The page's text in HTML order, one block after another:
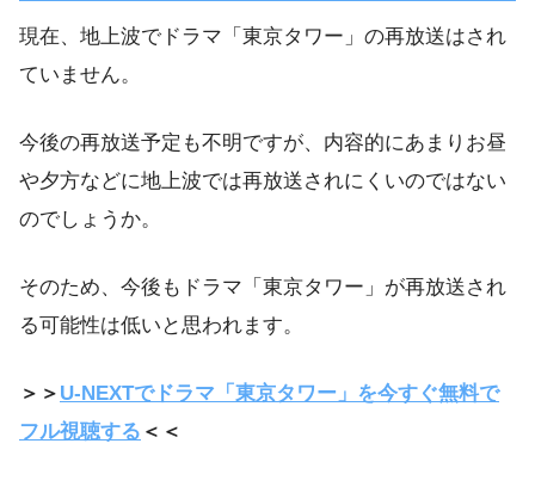
現在、地上波でドラマ「東京タワー」の再放送はされ
ていません。
今後の再放送予定も不明ですが、内容的にあまりお昼
や夕方などに地上波では再放送されにくいのではない
のでしょうか。
そのため、今後もドラマ「東京タワー」が再放送され
る可能性は低いと思われます。
＞＞ U-NEXTでドラマ「東京タワー」を今すぐ無料で
フル視聴する ＜＜